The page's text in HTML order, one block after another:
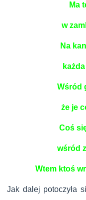
Ma
w
Na
Wśród
że je
Coś
wśród
Wtem ktoś
Jak dalej potoczyła